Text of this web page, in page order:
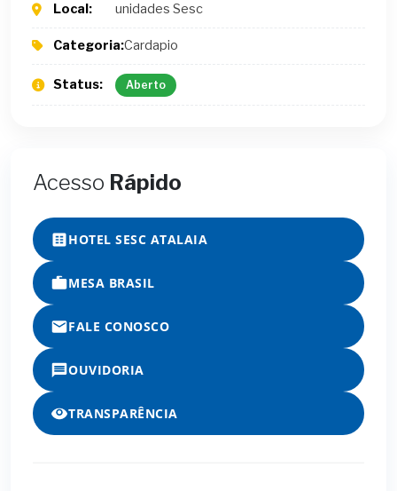
Local: unidades Sesc
Categoria:Cardapio
Status: Aberto
Acesso Rápido
HOTEL SESC ATALAIA
MESA BRASIL
FALE CONOSCO
OUVIDORIA
TRANSPARÊNCIA